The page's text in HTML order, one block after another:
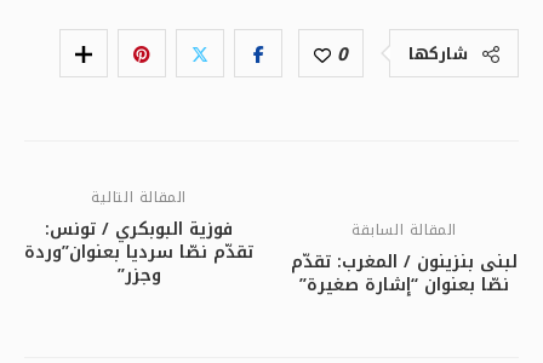
شاركها 0
المقالة السابقة
لبنى بنزينون / المغرب: تقدّم
نصّا بعنوان “إشارة صغيرة”
المقالة التالية
فوزية البوبكري / تونس:
تقدّم نصّا سرديا بعنوان”وردة
وجزر”